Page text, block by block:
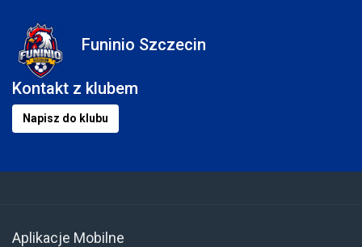
Funinio Szczecin
Kontakt z klubem
Napisz do klubu
Aplikacje Mobilne